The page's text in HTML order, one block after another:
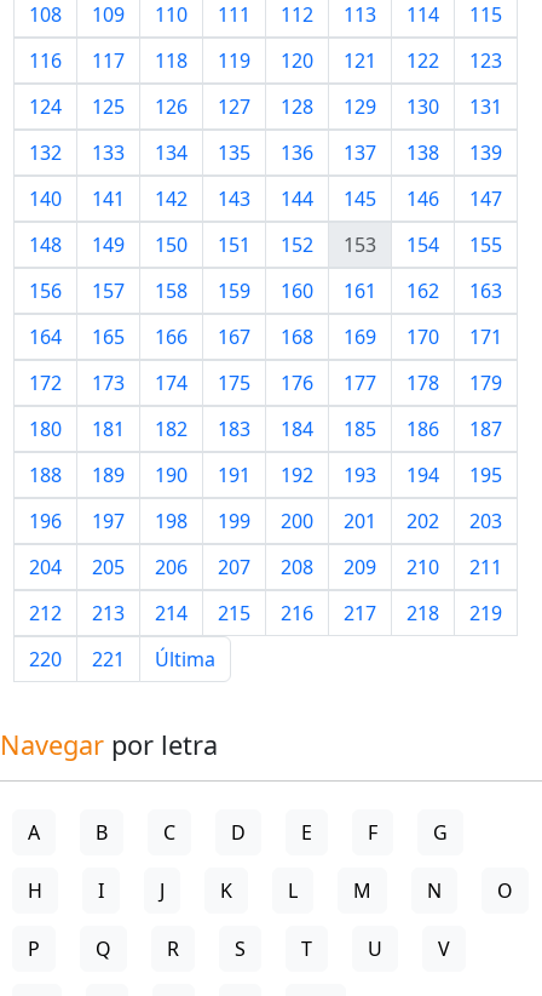
108
109 110 111 112 113 114
115
116
117 118 119 120 121 122
123
124
125 126 127 128 129 130
131
132
133 134 135 136 137 138
139
140
141 142 143 144 145 146
147
148
149 150 151 152 153 154
155
156
157 158 159 160 161 162
163
164
165 166 167 168 169 170
171
172
173 174 175 176 177 178
179
180
181 182 183 184 185 186
187
188
189 190 191 192 193 194
195
196
197 198 199 200 201 202
203
204
205 206 207 208 209 210
211
212
213 214 215 216 217 218
219
220
221 Última
Navegar por letra
A B C D E F G
H I J K L M N O
P Q R S T U V